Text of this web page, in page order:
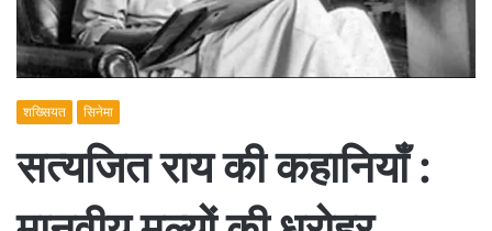
शख्सियत सिनेमा
सत्यजित राय की कहानियाँ :